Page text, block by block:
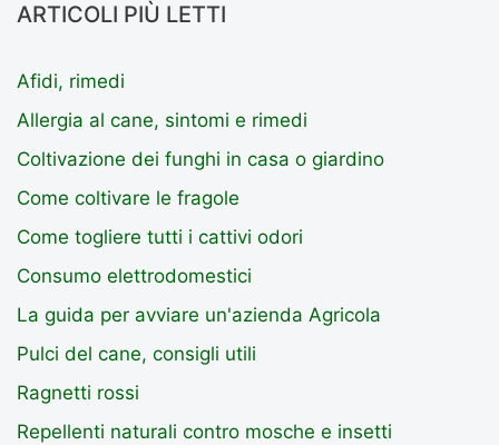
ARTICOLI PIÙ LETTI
Afidi, rimedi
Allergia al cane, sintomi e rimedi
Coltivazione dei funghi in casa o giardino
Come coltivare le fragole
Come togliere tutti i cattivi odori
Consumo elettrodomestici
La guida per avviare un'azienda Agricola
Pulci del cane, consigli utili
Ragnetti rossi
Repellenti naturali contro mosche e insetti